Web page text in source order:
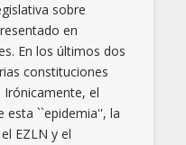
sobre
en
En los últimos dos
constituciones
Irónicamente, el
esta ``epidemia'', la
EZLN y el